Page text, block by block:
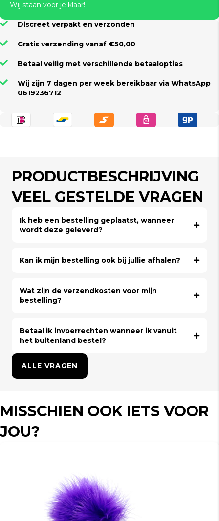
Wij staan voor je klaar!
Discreet verpakt en verzonden
Gratis verzending vanaf €50,00
Betaal veilig met verschillende betaalopties
Wij zijn 7 dagen per week bereikbaar via WhatsApp
0619236712
PRODUCTBESCHRIJVING
VEEL GESTELDE VRAGEN
Ik heb een bestelling geplaatst, wanneer
wordt deze geleverd?
Kan ik mijn bestelling ook bij jullie afhalen?
Wat zijn de verzendkosten voor mijn
bestelling?
Betaal ik invoerrechten wanneer ik vanuit
het buitenland bestel?
ALLE VRAGEN
MISSCHIEN OOK IETS VOOR
JOU?